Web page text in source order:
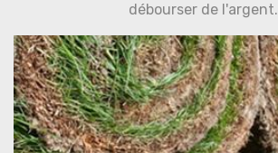
débourser de l'argent.